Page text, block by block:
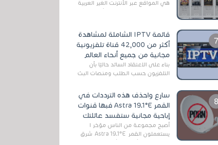
هي المواقع عبر الأنترنت الغير العربية
التي تقدم خدمة تحميل الأفلام على
قائمة IPTV الشاملة لمشاهدة
أكثر من 42,000 قناة تلفزيونية
مجانية من جميع أنحاء العالم
بناءً على الاعتقاد السائد حاليًا بأن
التلفزيون حسب الطلب ومنصات البث
سارع واحذف هذه الترددات في
القمر Astra 19.1°E فبها قنوات
إباحية مجانية ستفسد عائلتك
أصبح مجموعة من الناس مؤخر ا
يستعملون القمر Astra 19.1°E شرق
وذلك بسبب أن هذا الأخير يتوفرعلى